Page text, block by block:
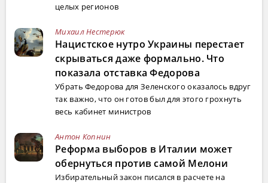
целых регионов
Михаил Нестерюк
Нацистское нутро Украины перестает
скрываться даже формально. Что
показала отставка Федорова
Убрать Федорова для Зеленского оказалось вдруг
так важно, что он готов был для этого грохнуть
весь кабинет министров
Антон Копнин
Реформа выборов в Италии может
обернуться против самой Мелони
Избирательный закон писался в расчете на